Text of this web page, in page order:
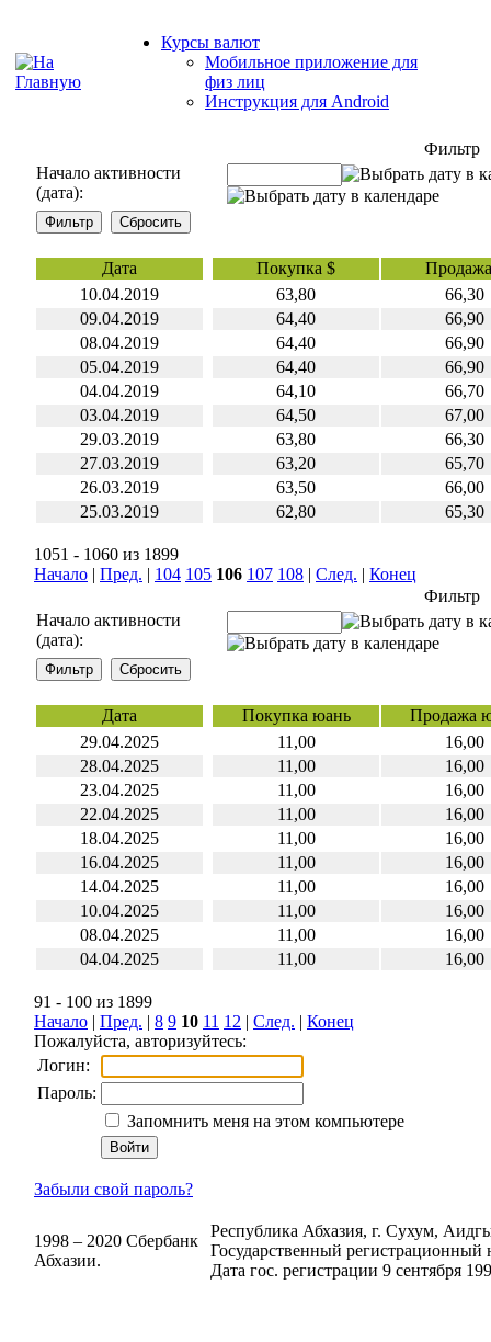
Курсы валют
Мобильное приложение для
физ лиц
Инструкция для Android
Фильтр
Начало активности
(дата):
Дата Покупка $
10.04.2019
63,80
66,30
09.04.2019
64,40
66,90
08.04.2019
64,40
66,90
05.04.2019
64,40
66,90
04.04.2019
64,10
66,70
03.04.2019
64,50
67,00
29.03.2019
63,80
66,30
27.03.2019
63,20
65,70
26.03.2019
63,50
66,00
25.03.2019
62,80 65,30
1051 - 1060 из 1899
Начало | Пред. | 104 105 106 107 108 | След. | Конец
Фильтр
Начало активности
(дата):
Дата Покупка юань
Продажа
29.04.2025
11,00
16,00
28.04.2025
11,00
16,00
23.04.2025
11,00
16,00
22.04.2025
11,00
16,00
18.04.2025
11,00
16,00
16.04.2025
11,00
16,00
14.04.2025
11,00
16,00
10.04.2025
11,00
16,00
08.04.2025
11,00
16,00
04.04.2025
11,00 16,00
91 - 100 из 1899
Начало | Пред. | 8 9 10 11 12 | След. | Конец
Пожалуйста, авторизуйтесь:
Логин:
Пароль:
Запомнить меня на этом компьютере
Забыли свой пароль?
1998 – 2020 Сбербанк
Абхазии.
Республика Абхазия, г. Сухум,
Государственный регистрационный
Дата гос. регистрации 9 сентября